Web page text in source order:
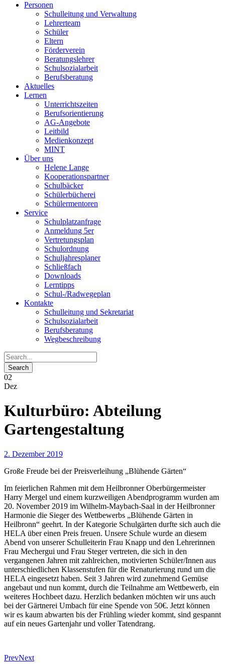
Personen
Schulleitung und Verwaltung
Lehrerteam
Schüler
Eltern
Förderverein
Beratungslehrer
Schulsozialarbeit
Berufsberatung
Aktuelles
Lernen
Unterrichtszeiten
Berufsorientierung
AG-Angebote
Leitbild
Medienkonzept
MINT
Über uns
Helene Lange
Kooperationspartner
Schulbäcker
Schülerbücherei
Schülermentoren
Service
Schulplatzanfrage
Anmeldung 5er
Vertretungsplan
Schulordnung
Schuljahresplaner
Schließfach
Downloads
Lerntipps
Schul-/Radwegeplan
Kontakte
Schulleitung und Sekretariat
Schulsozialarbeit
Berufsberatung
Wegbeschreibung
02
Dez
Kulturbüro: Abteilung
Gartengestaltung
2. Dezember 2019
Große Freude bei der Preisverleihung „Blühende Gärten“
Im feierlichen Rahmen mit dem Heilbronner Oberbürgermeister
Harry Mergel und einem kurzweiligen Abendprogramm wurden am
20. November 2019 im Wilhelm-Maybach-Saal in der Heilbronner
Harmonie die Sieger des Wettbewerbs „Blühende Gärten in
Heilbronn“ geehrt. In der Kategorie Schulgärten durfte sich auch die
HELA über einen Preis freuen. Unsere Schule wurde an diesem
Abend von unserer Schulleiterin Frau Knapp und den Lehrerinnen
Frau Mechergui und Frau Steger vertreten, die sich in den
vergangenen Jahren mit zahlreichen, motivierten Schüler/Innen aus
unterschiedlichen Klassenstufen für die Renaturierung rund um die
HELA eingesetzt haben. Seit 3 Jahren wird zunehmend Gemüse
angebaut und nun kommt, durch die Teilnahme am Wettbewerb, ein
weiteres Hochbeet dazu. Herzlich bedanken möchten wir uns auch
bei der Gärtnerei Umbach für eine Spende von 50€. Jetzt können
wir es kaum abwarten bis der Frühling wieder kommt, sind gespannt
auf ein neues Gartenjahr und voller Tatendrang.
PrevNext